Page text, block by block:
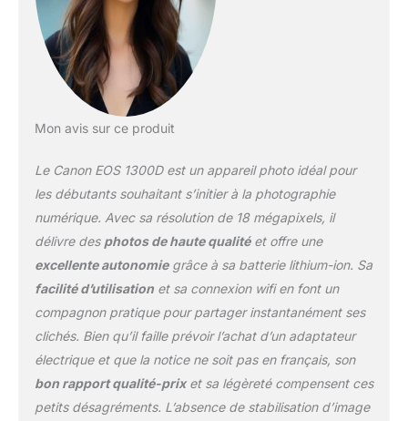
créatifs, le viseur optique
et l’autofocus rapide
avec une prise de vue à
3im./s
Mon avis sur ce produit
Le Canon EOS 1300D est un appareil photo idéal pour
les débutants souhaitant s’initier à la photographie
numérique. Avec sa résolution de 18 mégapixels, il
délivre des photos de haute qualitéet offre une
excellente autonomiegrâce à sa batterie lithium-ion. Sa
facilité d’utilisationet sa connexion wifi en font un
compagnon pratique pour partager instantanément ses
clichés. Bien qu’il faille prévoir l’achat d’un adaptateur
électrique et que la notice ne soit pas en français, son
bon rapport qualité-prixet sa légèreté compensent ces
petits désagréments. L’absence de stabilisation d’image